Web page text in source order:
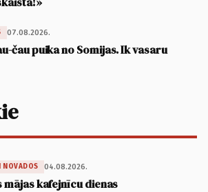
07.08.2026.
čau puika no Somijas. Ik vasaru
NOVADOS 04.08.2026.
kafejnīcu dienas